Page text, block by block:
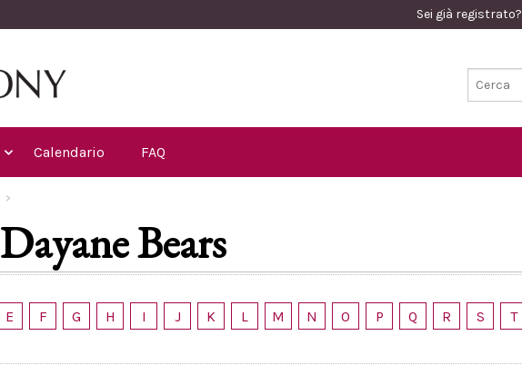
Sei già registrato?
Calendario FAQ
Dayane Bears
E F G H I J K L M N O P Q R S T